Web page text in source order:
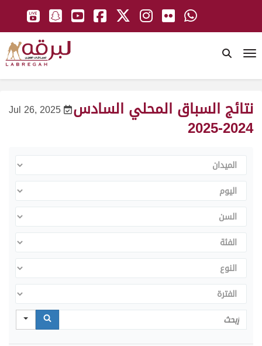
Jul 26, 2025 نتائج السباق المحلي السادس
2024-2025
الميدان
اليوم
السن
الفئة
النوع
الفترة
Search